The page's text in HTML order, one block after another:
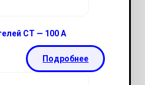
CT — 100 A
Подробнее